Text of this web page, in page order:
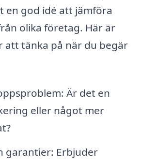
en god idé att jämföra
olika företag. Här är
att tänka på när du begär
Är det en
eller något mer
garantier: Erbjuder